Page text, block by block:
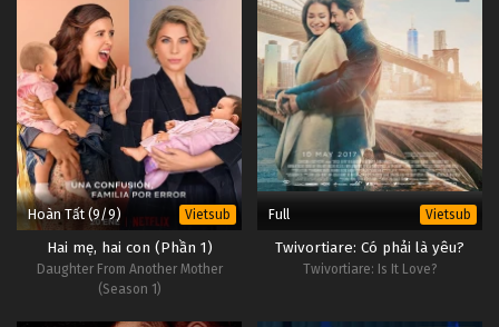
Hoàn Tất (9/9) Vietsub
Hai mẹ, hai con (Phần 1)
Daughter From Another Mother
(Season 1)
Full Vietsub
Twivortiare: Có phải là yêu?
Twivortiare: Is It Love?